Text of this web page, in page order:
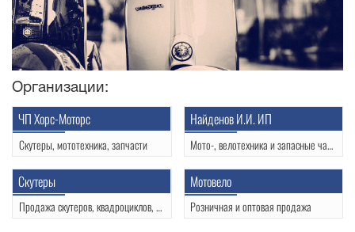
Организации:
ЧП Хорс-Моторс
Скутеры, мототехника, запчасти
Рынок Южный, пав. 34
+375 33 660 69 91
Найденов И.И. ИП
Мото-, велотехника и запасные части
Скутеры
Продажа скутеров, квадроциклов, мотоциклов
Мотовело
Розничная и оптовая продажа